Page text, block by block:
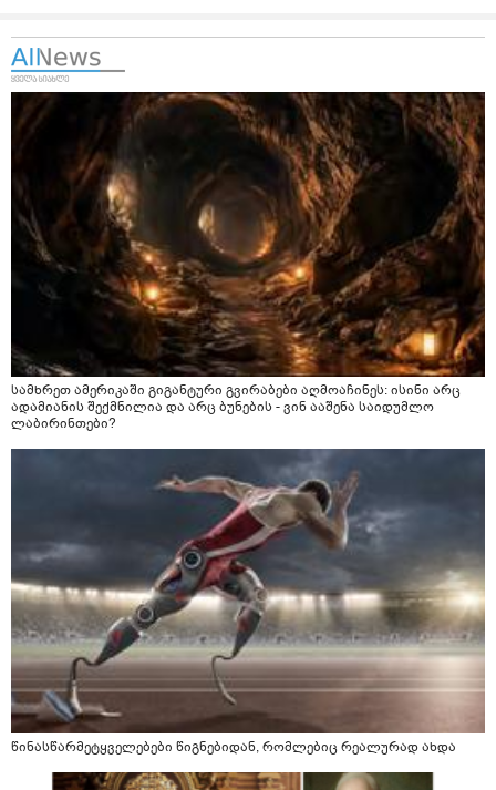
სამხრეთ ამერიკაში გიგანტური გვირაბები აღმოაჩინეს: ისინი არც
ადამიანის შექმნილია და არც ბუნების - ვინ ააშენა საიდუმლო
ლაბირინთები?
წინასწარმეტყველებები წიგნებიდან, რომლებიც რეალურად ახდა